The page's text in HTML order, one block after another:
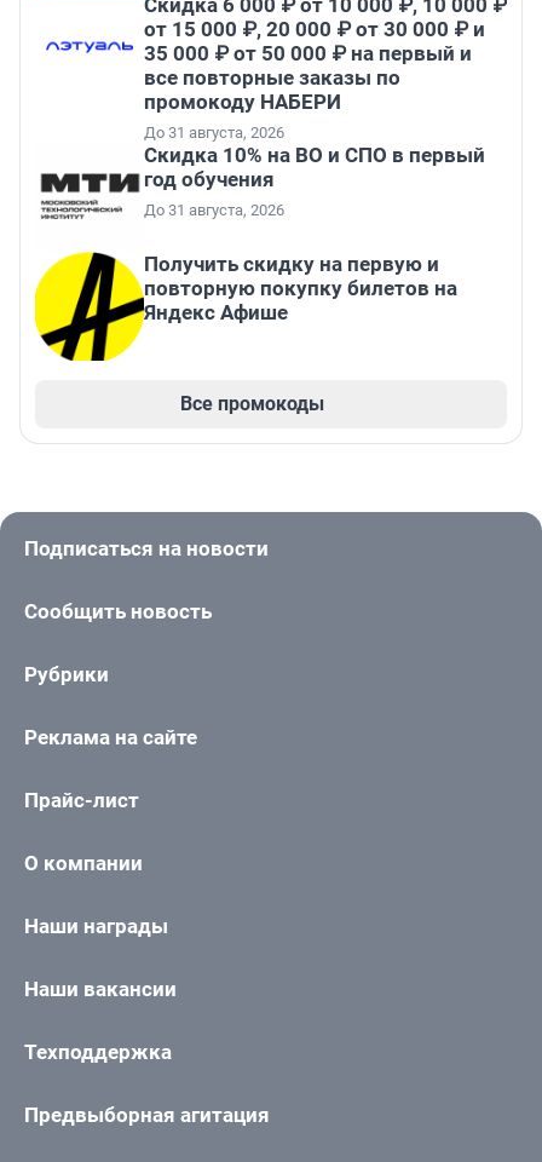
от 15 000 ₽, 20 000 ₽ от 30 000 ₽ и
35 000 ₽ от 50 000 ₽ на первый и
все повторные заказы по
промокоду НАБЕРИ
До 31 августа, 2026
Скидка 10% на ВО и СПО в первый
год обучения
До 31 августа, 2026
Получить скидку на первую и
повторную покупку билетов на
Яндекс Афише
Все промокоды
Подписаться на новости
Сообщить новость
Рубрики
Реклама на сайте
Прайс-лист
О компании
Наши награды
Наши вакансии
Техподдержка
Предвыборная агитация